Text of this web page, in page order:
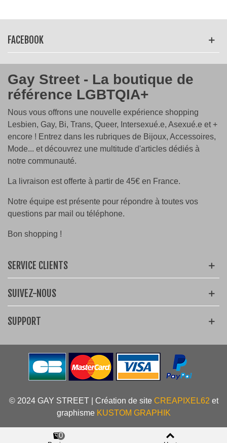
FACEBOOK
Gay Street - La boutique de
référence LGBTQIA+
Nous vous offrons une nouvelle expérience shopping
Lesbien, Gay, Bi, Trans, Queer, Intersexué.e, Asexué.e et +
encore ! Entrez dans les rubriques de Bijoux, Accessoires,
Mode... et découvrez une multitude d'articles dédiés à
notre communauté.
La livraison est offerte à partir de 45€ en France.
Notre équipe est présente pour répondre à toutes vos
questions par mail ou téléphone.
Bon shopping !
SERVICE CLIENTS
SUIVEZ-NOUS
SUPPORT
© 2024 GAY STREET | Création de site CREAPIXEL62 et
graphisme KUSTOM GRAPHIK
0